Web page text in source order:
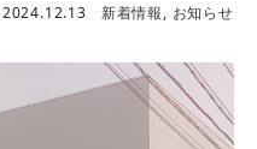
2024.12.13 新着情報, お知らせ